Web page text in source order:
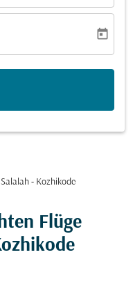
today
Salalah - Kozhikode
Flüge